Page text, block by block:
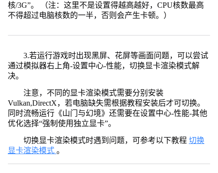
核/3G”。 （注：这里不是设置得越高越好，CPU核数最高
不得超过电脑核数的一半，否则会产生卡顿。）
3.若运行游戏时出现黑屏、花屏等画面问题，可以尝试
通过模拟器右上角-设置中心-性能，切换显卡渲染模式解
决。
注意，不同的显卡渲染模式需要分别安装
Vulkan,DirectX，若电脑缺失需根据教程安装后才可切换。
同时流畅运行《山门与幻境》还需要在设置中心-性能-其他
优化选择“强制使用独立显卡”。
切换显卡渲染模式时遇到问题，可参考以下教程 切换
显卡渲染模式 。